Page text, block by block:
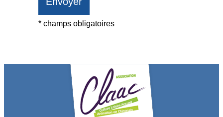
* champs obligatoires